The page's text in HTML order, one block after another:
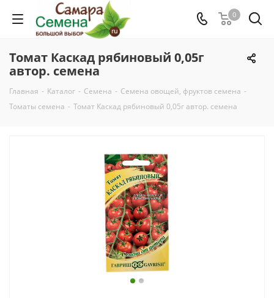
0
Томат Каскад рябиновый 0,05г
автор. семена
Главная - Каталог - Семена - Семена овощей, фруктов семена -
Томаты семена - Томат Каскад рябиновый 0,05г автор. семена